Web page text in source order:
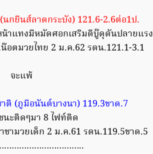
กยีนส์ลาดกระบัง) 121.6-2.6ต่อ1ป.
น้าแทงมีหมัดศอกเสริมดีบู๊ดุดันปลายแรง
อตมวยไทย 2 ม.ค.62 รดน.121.1-3.1
จะแพ้
ติ (ภูมิอนันต์บางนา) 119.3ขาด.7
ะติดๆมา 8 ไฟท์ติด
ามวยเด็ก 2 ม.ค.61 รดน.119.5ขาด.5